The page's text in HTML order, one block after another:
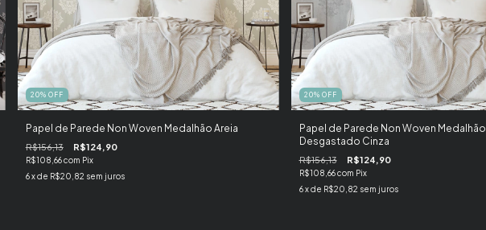
20% OFF
Papel de Parede Non Woven Medalhão Areia
R$156,13 R$124,90
R$108,66com Pix
6x de R$20,82 sem juros
20% OFF
Papel de Parede Non Woven Medalhão
Desgastado Cinza
R$156,13 R$124,90
R$108,66com Pix
6 x de R$20,82 sem juros